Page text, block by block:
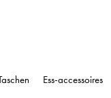
Ess-accessoires